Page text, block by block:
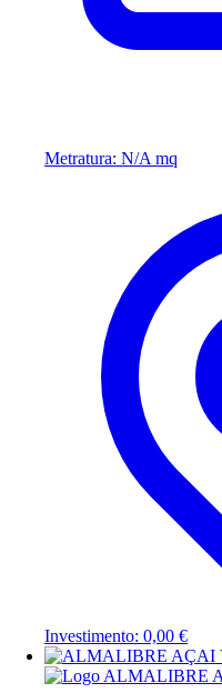
Metratura: N/A mq
Investimento: 0,00 €